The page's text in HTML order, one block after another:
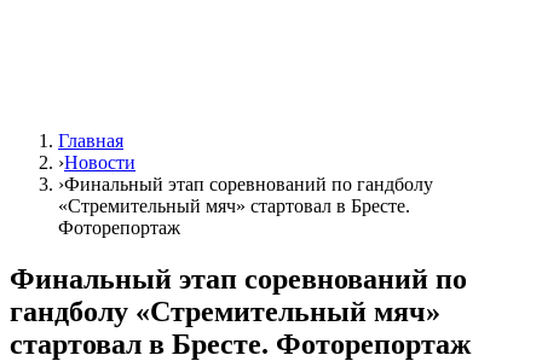
Главная
›Новости
›Финальный этап соревнований по гандболу
«Стремительный мяч» стартовал в Бресте.
Фоторепортаж
Финальный этап соревнований по
гандболу «Стремительный мяч»
стартовал в Бресте. Фоторепортаж